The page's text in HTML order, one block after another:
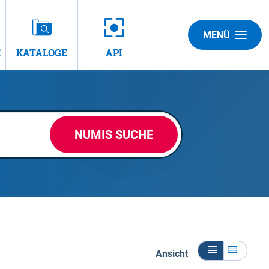
KATALOGE API
MENÜ
NUMIS SUCHE
Ansicht